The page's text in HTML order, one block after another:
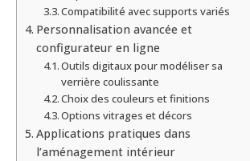
Compatibilité avec supports variés
Personnalisation avancée et
configurateur en ligne
Outils digitaux pour modéliser sa
verrière coulissante
Choix des couleurs et finitions
Options vitrages et décors
Applications pratiques dans
l’aménagement intérieur